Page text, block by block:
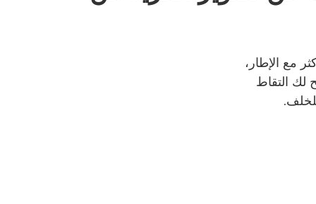
مع الإطار،
لك التقاط